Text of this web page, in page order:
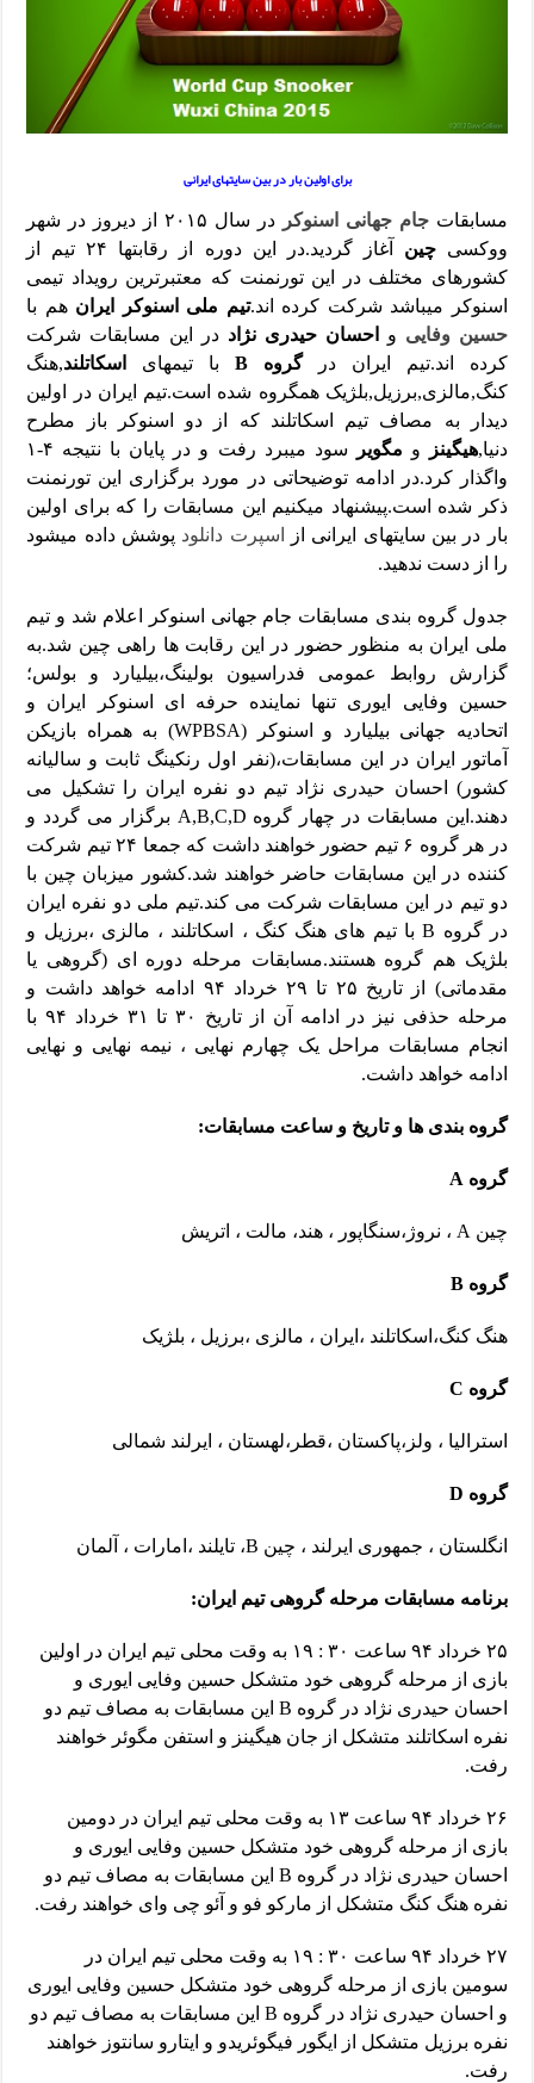
برای اولین بار در بین سایتهای ایرانی
مسابقاتجام جهانی اسنوکر
در سال ۲۰۱۵ از دیروز در شهر
ووکسیچین
آغاز گردید.در این دوره از رقابتها ۲۴ تیم از
کشورهای مختلف در این تورنمنت که معتبرترین رویداد تیمی
اسنوکر میباشد شرکت کرده اند.تیم ملی اسنوکر ایران هم با
حسین وفایی و احسان حیدری نژاد در این مسابقات شرکت
کرده اند.تیم ایران درگروه B با تیمهای اسکاتلند,هنگ
کنگ,مالزی,برزیل,بلژیک همگروه شده است.تیم ایران در اولین
دیدار به مصاف تیم اسکاتلند که از دو اسنوکر باز مطرح
دنیا,هیگینز و مگویر
سود میبرد رفت و در پایان با نتیجه ۴-۱
واگذار کرد.در ادامه توضیحاتی در مورد برگزاری این تورنمنت
ذکر شده است.پیشنهاد میکنیم این مسابقات را که برای اولین
بار در بین سایتهای ایرانی از
اسپرت دانلود پوشش داده میشود
را از دست ندهید.
جدول گروه بندی مسابقات جام جهانی اسنوکر اعلام شد و تیم
ملی ایران به منظور حضور در این رقابت ها راهی چین شد.به
گزارش روابط عمومی فدراسیون بولینگ،بیلیارد و بولس؛
حسین وفایی ایوری تنها نماینده حرفه ای اسنوکر ایران و
اتحادیه جهانی بیلیارد و اسنوکر (WPBSA) به همراه بازیکن
آماتور ایران در این مسابقات،(نفر اول رنکینگ ثابت و سالیانه
کشور) احسان حیدری نژاد تیم دو نفره ایران را تشکیل می
دهند.این مسابقات در چهار گروه A,B,C,D برگزار می گردد و
در هر گروه ۶ تیم حضور خواهند داشت که جمعا ۲۴ تیم شرکت
کننده در این مسابقات حاضر خواهند شد.کشور میزبان چین با
دو تیم در این مسابقات شرکت می کند.تیم ملی دو نفره ایران
در گروه B با تیم های هنگ کنگ ، اسکاتلند ، مالزی ،برزیل و
بلژیک هم گروه هستند.مسابقات مرحله دوره ای (گروهی یا
مقدماتی) از تاریخ ۲۵ تا ۲۹ خرداد ۹۴ ادامه خواهد داشت و
مرحله حذفی نیز در ادامه آن از تاریخ ۳۰ تا ۳۱ خرداد ۹۴ با
انجام مسابقات مراحل یک چهارم نهایی ، نیمه نهایی و نهایی
ادامه خواهد داشت.
گروه بندی ها و تاریخ و ساعت مسابقات:
گروه A
چین A ، نروژ،سنگاپور ، هند، مالت ، اتریش
گروه B
هنگ کنگ،اسکاتلند ،ایران ، مالزی ،برزیل ، بلژیک
گروه C
استرالیا ، ولز،پاکستان ،قطر،لهستان ، ایرلند شمالی
گروه D
انگلستان ، جمهوری ایرلند ، چین B، تایلند ،امارات ، آلمان
برنامه مسابقات مرحله گروهی تیم ایران:
۲۵ خرداد ۹۴ ساعت ۳۰ : ۱۹ به وقت محلی تیم ایران در اولین
بازی از مرحله گروهی خود متشکل حسین وفایی ایوری و
احسان حیدری نژاد در گروه B این مسابقات به مصاف تیم دو
نفره اسکاتلند متشکل از جان هیگینز و استفن مگوئر خواهند
رفت.
۲۶ خرداد ۹۴ ساعت ۱۳ به وقت محلی تیم ایران در دومین
بازی از مرحله گروهی خود متشکل حسین وفایی ایوری و
احسان حیدری نژاد در گروه B این مسابقات به مصاف تیم دو
نفره هنگ کنگ متشکل از مارکو فو و آئو چی وای خواهند رفت.
۲۷ خرداد ۹۴ ساعت ۳۰ : ۱۹ به وقت محلی تیم ایران در
سومین بازی از مرحله گروهی خود متشکل حسین وفایی ایوری
و احسان حیدری نژاد در گروه B این مسابقات به مصاف تیم دو
نفره برزیل متشکل از ایگور فیگوئریدو و ایتارو سانتوز خواهند
رفت.